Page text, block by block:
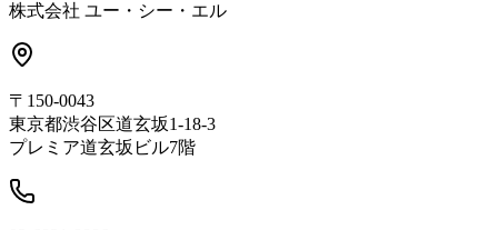
株式会社 ユー・シー・エル
〒150-0043
東京都渋谷区道玄坂1-18-3
プレミア道玄坂ビル7階